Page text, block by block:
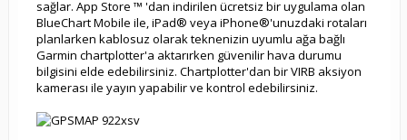
sağlar. App Store ™ 'dan indirilen ücretsiz bir uygulama olan
BlueChart Mobile ile, iPad® veya iPhone®'unuzdaki rotaları
planlarken kablosuz olarak teknenizin uyumlu ağa bağlı
Garmin chartplotter'a aktarırken güvenilir hava durumu
bilgisini elde edebilirsiniz. Chartplotter'dan bir VIRB aksiyon
kamerası ile yayın yapabilir ve kontrol edebilirsiniz.